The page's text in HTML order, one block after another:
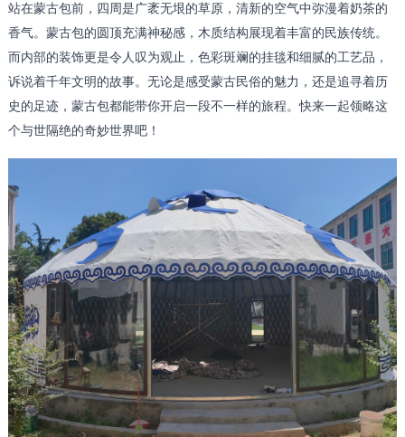
蒙古包厂家
联系我们
站在蒙古包前，四周是广袤无垠的草原，清新的空气中弥漫着奶茶的
香气。蒙古包的圆顶充满神秘感，木质结构展现着丰富的民族传统。
而内部的装饰更是令人叹为观止，色彩斑斓的挂毯和细腻的工艺品，
诉说着千年文明的故事。无论是感受蒙古民俗的魅力，还是追寻着历
史的足迹，蒙古包都能带你开启一段不一样的旅程。快来一起领略这
个与世隔绝的奇妙世界吧！